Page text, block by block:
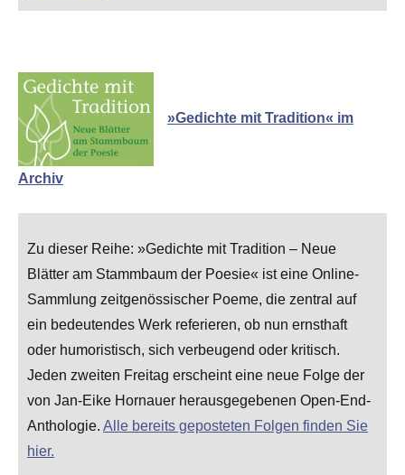
»Gedichte mit Tradition« im
Archiv
Zu dieser Reihe: »Gedichte mit Tradition – Neue
Blätter am Stammbaum der Poesie« ist eine Online-
Sammlung zeitgenössischer Poeme, die zentral auf
ein bedeutendes Werk referieren, ob nun ernsthaft
oder humoristisch, sich verbeugend oder kritisch.
Jeden zweiten Freitag erscheint eine neue Folge der
von Jan-Eike Hornauer herausgegebenen Open-End-
Anthologie. Alle bereits geposteten Folgen finden Sie
hier.